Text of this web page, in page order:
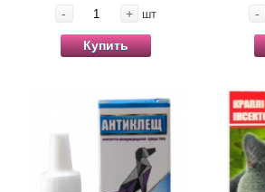
- + шт
Купить
-